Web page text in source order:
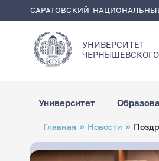
содержанию
САРАТОВСКИЙ
УНИВЕРСИТЕТ
ЧЕРНЫШЕВСКОГO
Университет
Строка
навигации
Главная Новости